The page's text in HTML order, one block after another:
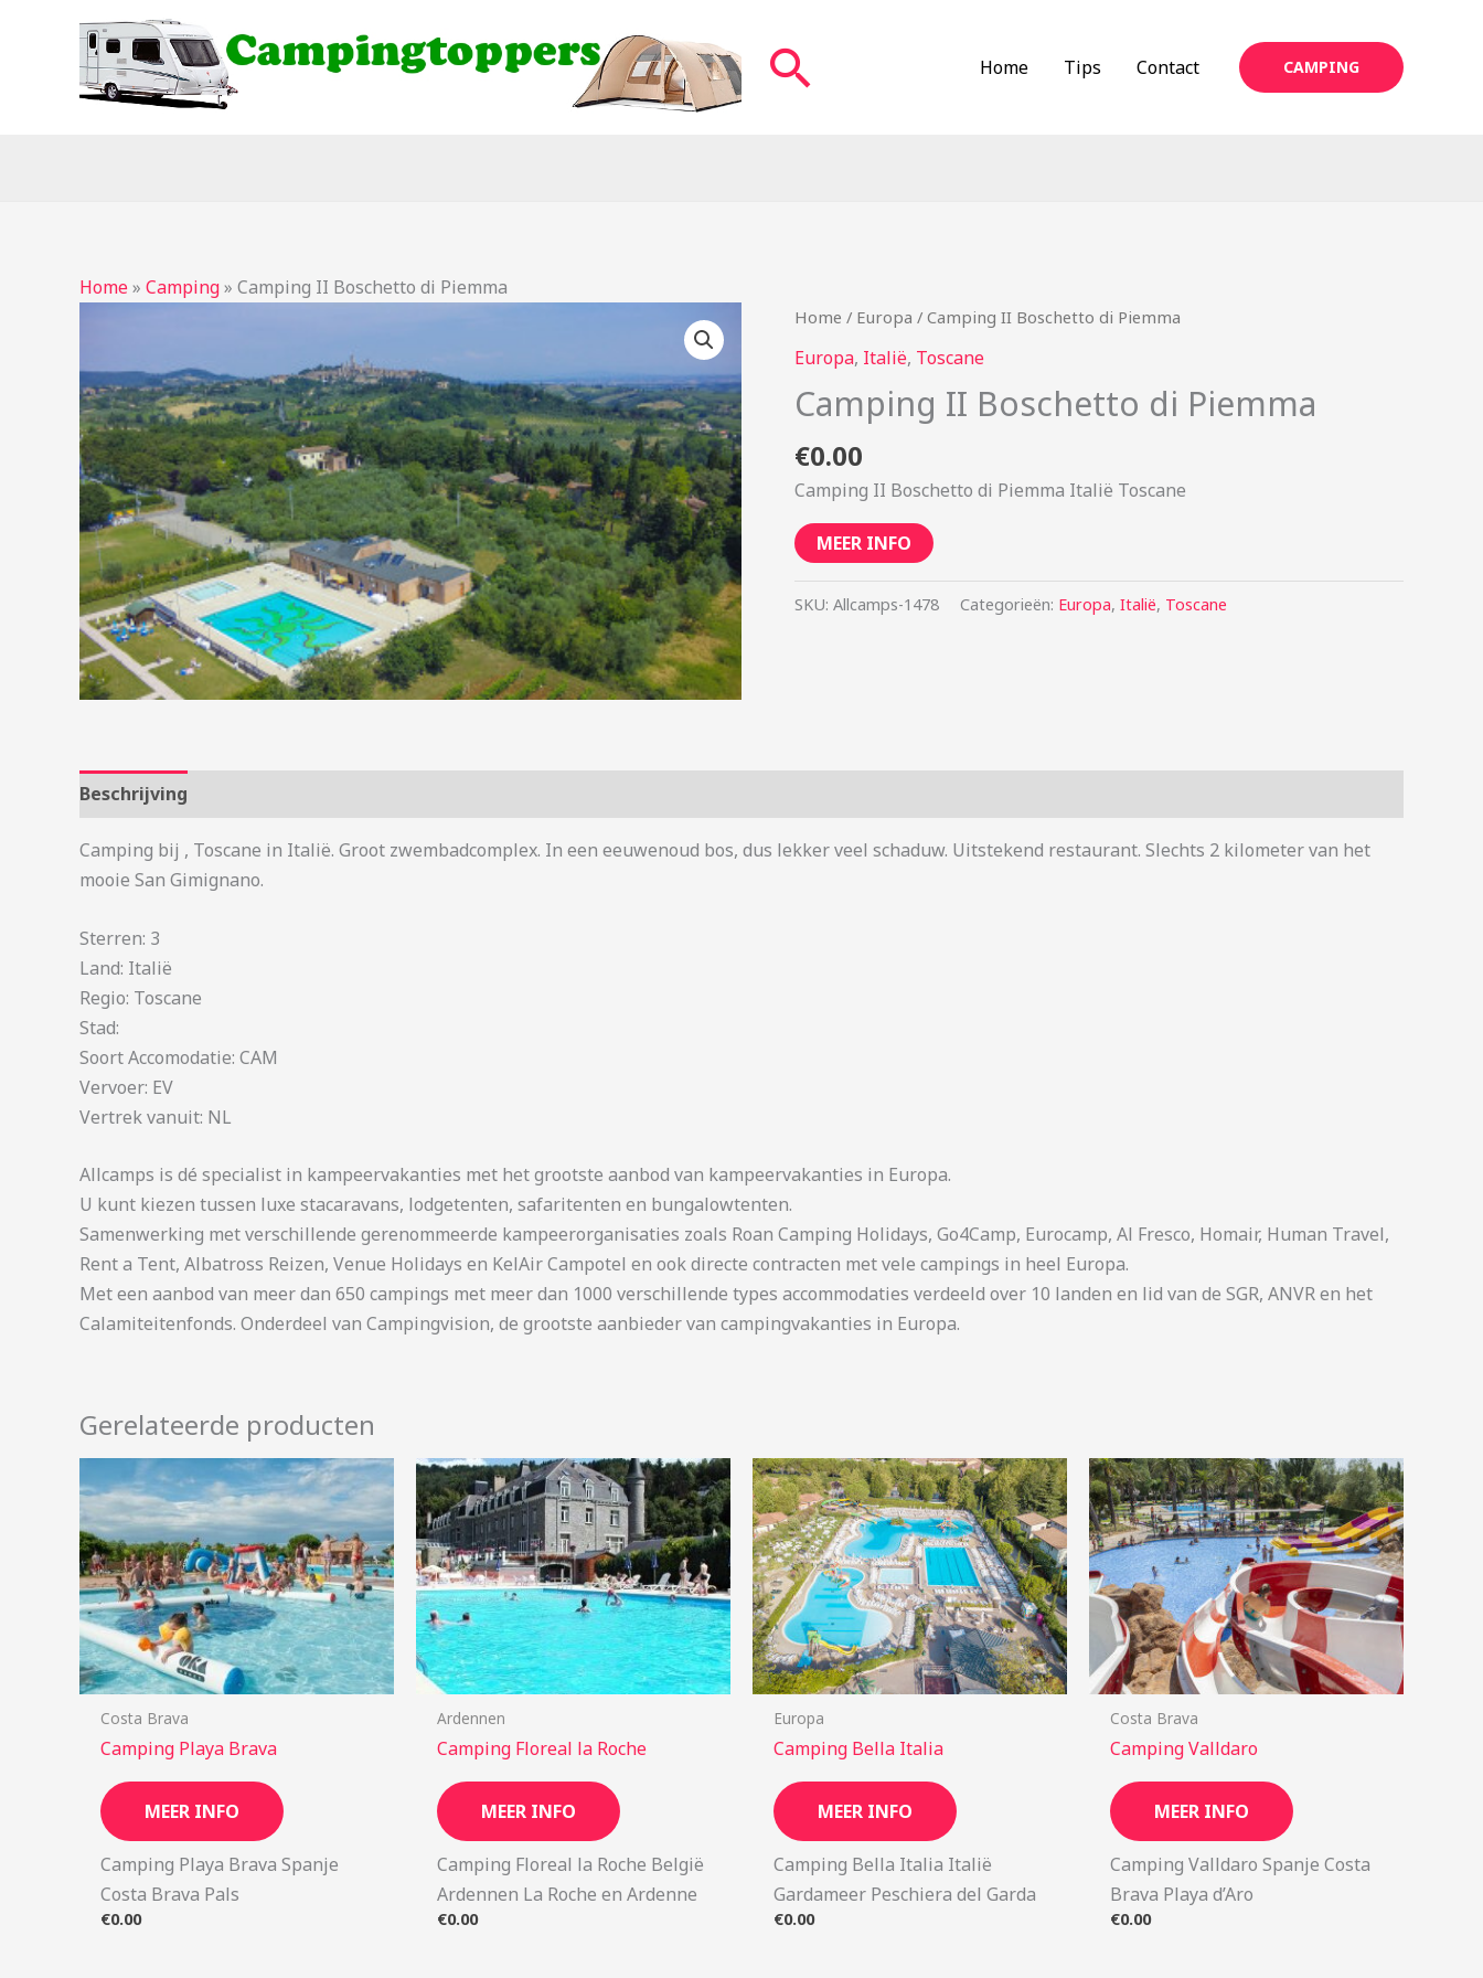
Zoeken Home Tips Contact CAMPING
Home» Camping» Camping II Boschetto di Piemma
Home / Europa / Camping II Boschetto di Piemma
Europa, Italië, Toscane
Camping II Boschetto di Piemma
€0.00
Camping II Boschetto di Piemma Italië Toscane
MEER INFO
SKU: Allcamps-1478 Categorieën: Europa, Italië, Toscane
Beschrijving
Camping bij , Toscane in Italië. Groot zwembadcomplex. In een eeuwenoud bos, dus lekker veel schaduw. Uitstekend restaurant. Slechts 2 kilometer van het
mooie San Gimignano.
Sterren: 3
Land: Italië
Regio: Toscane
Stad:
Soort Accomodatie: CAM
Vervoer: EV
Vertrek vanuit: NL
Allcamps is dé specialist in kampeervakanties met het grootste aanbod van kampeervakanties in Europa.
U kunt kiezen tussen luxe stacaravans, lodgetenten, safaritenten en bungalowtenten.
Samenwerking met verschillende gerenommeerde kampeerorganisaties zoals Roan Camping Holidays, Go4Camp, Eurocamp, Al Fresco, Homair, Human Travel,
Rent a Tent, Albatross Reizen, Venue Holidays en KelAir Campotel en ook directe contracten met vele campings in heel Europa.
Met een aanbod van meer dan 650 campings met meer dan 1000 verschillende types accommodaties verdeeld over 10 landen en lid van de SGR, ANVR en het
Calamiteitenfonds. Onderdeel van Campingvision, de grootste aanbieder van campingvakanties in Europa.
Gerelateerde producten
Costa Brava
Camping Playa Brava
MEER INFO
Camping Playa Brava Spanje
Costa Brava Pals
€0.00
Ardennen
Camping Floreal la Roche
MEER INFO
Camping Floreal la Roche België
Ardennen La Roche en Ardenne
€0.00
Europa
Camping Bella Italia
MEER INFO
Camping Bella Italia Italië
Gardameer Peschiera del Garda
€0.00
Costa Brava
Camping Valldaro
MEER INFO
Camping Valldaro Spanje Costa
Brava Playa d’Aro
€0.00